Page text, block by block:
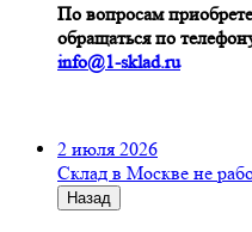
По вопросам
обращаться по
info@1-sklad.ru
2 июля 2026
Склад в Москве не
Назад